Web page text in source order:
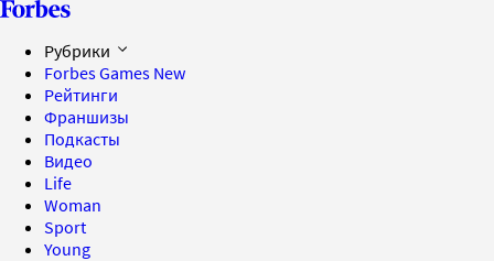
Рубрики
Forbes Games New
Рейтинги
Франшизы
Подкасты
Видео
Life
Woman
Sport
Young